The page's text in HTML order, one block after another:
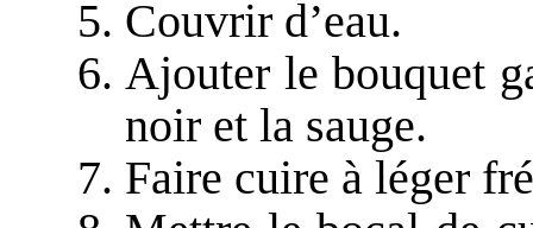
Couvrir d’eau.
Ajouter le bouquet
noir et la sauge.
Faire cuire à léger